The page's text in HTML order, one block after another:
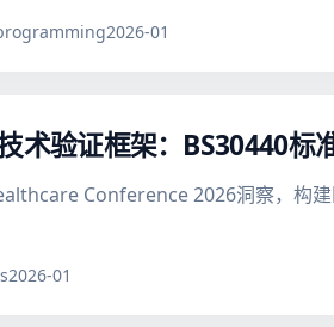
2026-01
术验证框架：BS30440标
Conference 2026洞察，构
2026-01